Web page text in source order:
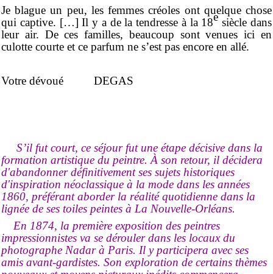
Je blague un peu, les femmes créoles ont quelque chose
qui captive. […] Il y a de la tendresse à la 18e siècle dans
leur air. De ces familles, beaucoup sont venues ici en
culotte courte et ce parfum ne s’est pas encore en allé.
Votre dévoué DEGAS
S’il fut court, ce séjour fut une étape décisive dans la
formation artistique du peintre. À son retour, il décidera
d'abandonner définitivement ses sujets historiques
d'inspiration néoclassique à la mode dans les années
1860, préférant aborder la réalité quotidienne dans la
lignée de ses toiles peintes à La Nouvelle-Orléans.
En 1874, la première exposition des peintres
impressionnistes va se dérouler dans les locaux du
photographe Nadar à Paris. Il y participera avec ses
amis avant-gardistes. Son exploration de certains thèmes